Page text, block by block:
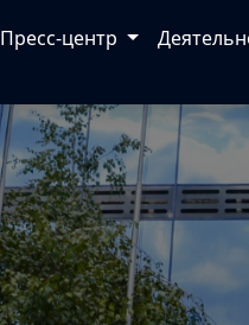
Пресс-центр